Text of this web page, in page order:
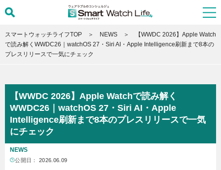
スマートウォッチライフTOP NEWS
【WWDC 2026】Apple Watch
で読み解くWWDC26｜watchOS 27・Siri AI・Apple Intelligence刷新まで8本の
プレスリリースで一気にチェック
【WWDC 2026】Apple Watchで読み解く
WWDC26｜watchOS 27・Siri AI・Apple
Intelligence刷新まで8本のプレスリリースで一気
にチェック
NEWS
公開日： 2026.06.09